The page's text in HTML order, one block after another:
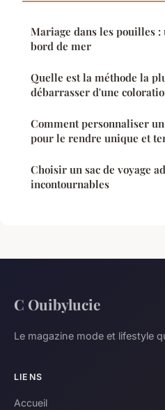
Mariage dans les pouilles
bord de mer
Quelle est la méthode la
débarrasser d'une
Comment personnaliser
pour le rendre unique et
Choisir un sac de voyage
incontournables
C Ouibylucie
Le magazine mode et lifestyle
LIENS
Accueil